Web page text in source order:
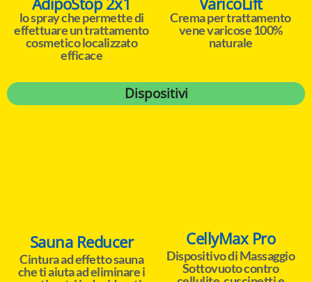
lo spray che permette di
effettuare un trattamento
cosmetico localizzato
efficace
Crema per trattamento
vene varicose 100%
naturale
Dispositivi
Sauna Reducer
Cintura ad effetto sauna
che ti aiuta ad eliminare i
CellyMax Pro
Dispositivo di Massaggio
Sottovuoto contro